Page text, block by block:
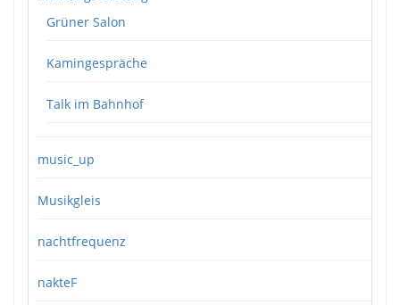
Grüner Salon
Kamingespräche
Talk im Bahnhof
music_up
Musikgleis
nachtfrequenz
nakteF